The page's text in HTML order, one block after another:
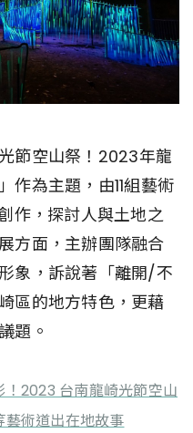
節空山祭！2023年龍
作為主題，由11組藝術
作，探討人與土地之
方面，主辦團隊融合
象，訴說著「離開/不
區的地方特色，更藉
題。
！2023 台南龍崎光節空山
術道出在地故事